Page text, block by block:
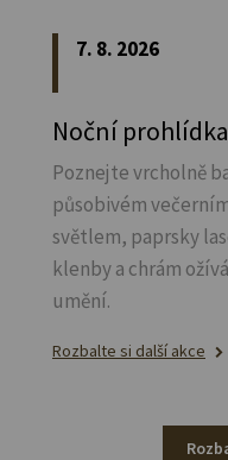
7. 8. 2026
Noční
Poznejte vrcholně
působivém
světlem, paprsky
klenby a chrám
umění.
Rozbalte si další akce